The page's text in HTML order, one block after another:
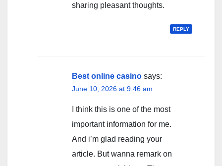
sharing pleasant thoughts.
REPLY
Best online casino says:
June 10, 2026 at 9:46 am
I think this is one of the most
important information for me.
And i’m glad reading your
article. But wanna remark on